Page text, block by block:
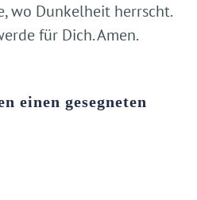
wo Dunkelheit herrscht.
für Dich. Amen.
einen gesegneten